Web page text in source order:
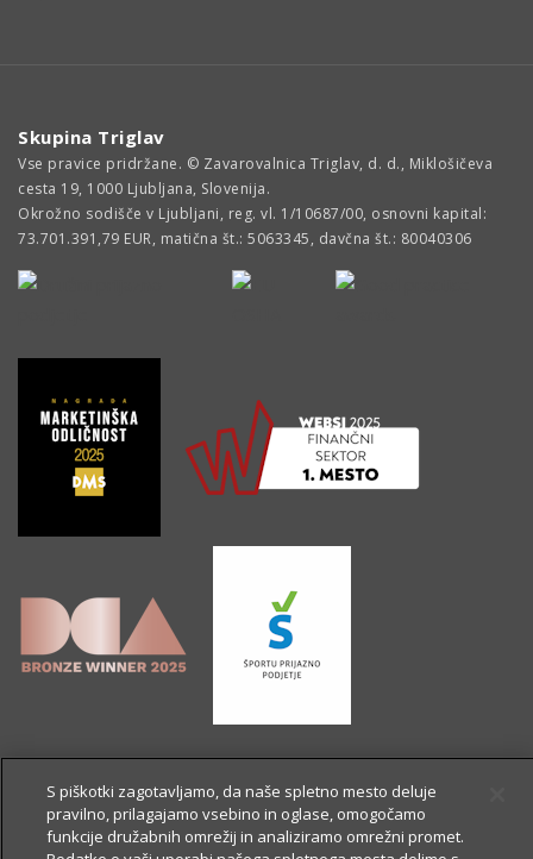
Skupina Triglav
Vse pravice pridržane. © Zavarovalnica Triglav, d. d., Miklošičeva
cesta 19, 1000 Ljubljana, Slovenija.
Okrožno sodišče v Ljubljani, reg. vl. 1/10687/00, osnovni kapital:
73.701.391,79 EUR, matična št.: 5063345, davčna št.: 80040306
S piškotki zagotavljamo, da naše spletno mesto deluje
pravilno, prilagajamo vsebino in oglase, omogočamo
funkcije družabnih omrežij in analiziramo omrežni promet.